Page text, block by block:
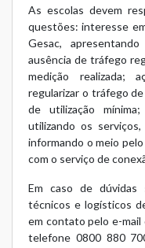
As escolas devem
questões: interesse
Gesac,
ausência de tráfego
medição realizada;
regularizar o tráfego
de utilização
utilizando os
informando o meio
com o serviço de
Em caso de dúvidas
técnicos e logísticos
em contato pelo e-mail
telefone 0800 880